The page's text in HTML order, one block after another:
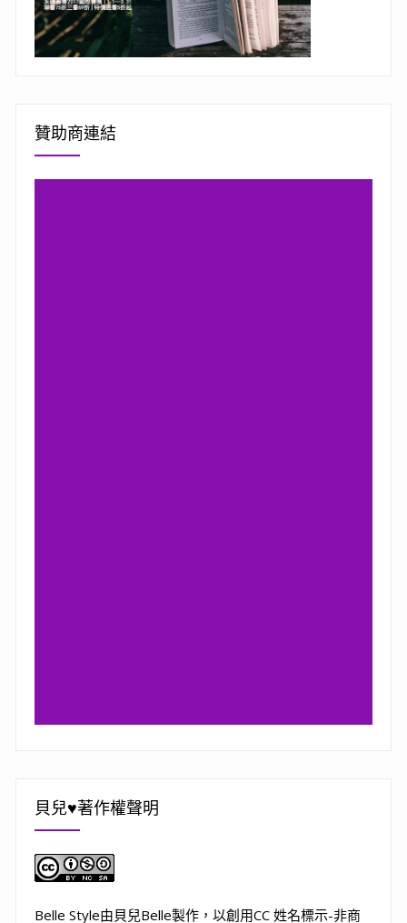
贊助商連結
貝兒♥著作權聲明
Belle Style由貝兒Belle製作，以創用CC 姓名標示-非商